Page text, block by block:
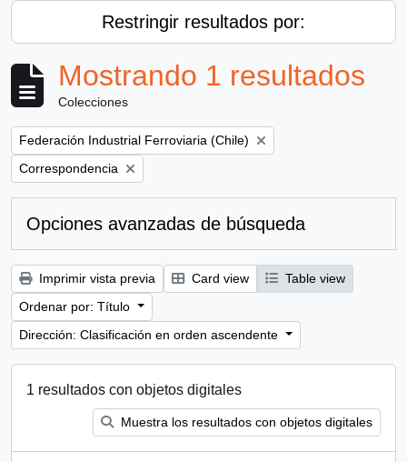
Restringir resultados por:
Mostrando 1 resultados
Colecciones
Remove filter:
Federación Industrial Ferroviaria (Chile)
Remove filter:
Correspondencia
Opciones avanzadas de búsqueda
Imprimir vista previa Card view
Table view
Ordenar por: Título
Dirección: Clasificación en orden ascendente
1 resultados con objetos digitales
Muestra los resultados con objetos digitales